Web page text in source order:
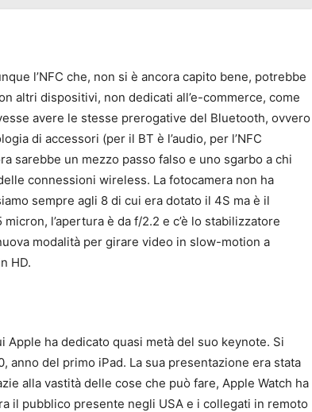
l’NFC che, non si è ancora capito bene, potrebbe
altri dispositivi, non dedicati all’e-commerce, come
avere le stesse prerogative del Bluetooth, ovvero
di accessori (per il BT è l’audio, per l’NFC
sarebbe un mezzo passo falso e uno sgarbo a chi
connessioni wireless. La fotocamera non ha
sempre agli 8 di cui era dotato il 4S ma è il
l’apertura è da f/2.2 e c’è lo stabilizzatore
modalità per girare video in slow-motion a
HD.
ha dedicato quasi metà del suo keynote. Si
anno del primo iPad. La sua presentazione era stata
alla vastità delle cose che può fare, Apple Watch ha
il pubblico presente negli USA e i collegati in remoto